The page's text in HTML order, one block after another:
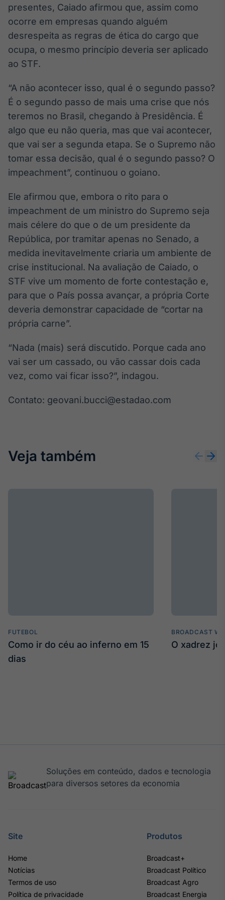
Broadcast
Curadoria
Curadoria de
conteúdos
noticiosos
Soluções de
Tecnologia
Broadcast
inteligente de
notícias e
conteúdos
Broadcast
Fundos
plataforma para
analisar fundos
de investimento
no Brasil
IA
Em breve
BroadFast
Investimentos
presentes, Caiado afirmou que, assim como
ocorre em empresas quando alguém
desrespeita as regras de ética do cargo que
ocupa, o mesmo princípio deveria ser aplicado
ao STF.
“A não acontecer isso, qual é o segundo passo?
É o segundo passo de mais uma crise que nós
teremos no Brasil, chegando à Presidência. É
algo que eu não queria, mas que vai acontecer,
que vai ser a segunda etapa. Se o Supremo não
tomar essa decisão, qual é o segundo passo? O
impeachment”, continuou o goiano.
Ele afirmou que, embora o rito para o
impeachment de um ministro do Supremo seja
mais célere do que o de um presidente da
República, por tramitar apenas no Senado, a
medida inevitavelmente criaria um ambiente de
crise institucional. Na avaliação de Caiado, o
STF vive um momento de forte contestação e,
para que o País possa avançar, a própria Corte
deveria demonstrar capacidade de “cortar na
própria carne”.
“Nada (mais) será discutido. Porque cada ano
vai ser um cassado, ou vão cassar dois cada
vez, como vai ficar isso?”, indagou.
Contato: geovani.bucci@estadao.com
Veja também
FUTEBOL
Como ir do céu ao inferno em 15
dias
BROADCAST
O xadrez
Soluções em conteúdo, dados e tecnologia
para diversos setores da economia
Site
Home
Notícias
Termos de uso
Política de privacidade
Produtos
Broadcast+
Broadcast Político
Broadcast Agro
Broadcast Energia